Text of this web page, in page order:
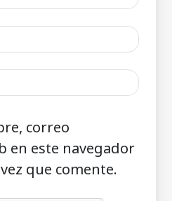
correo
en este navegador
que comente.